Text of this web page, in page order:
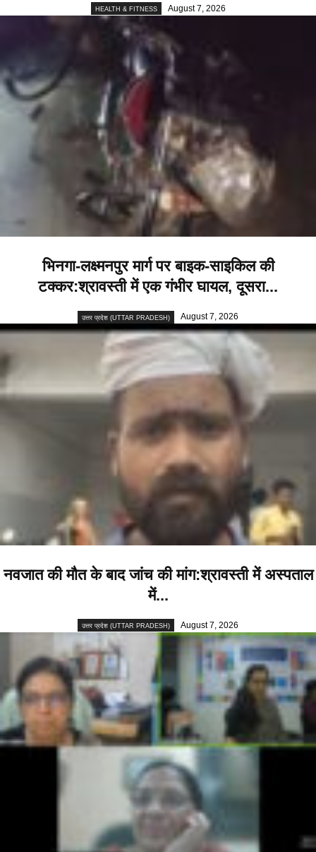
HEALTH & FITNESS August 7, 2026
भिनगा-लक्ष्मनपुर मार्ग पर बाइक-साइकिल की
टक्कर:श्रावस्ती में एक गंभीर घायल, दूसरा...
उत्तर प्रदेश (UTTAR PRADESH) August 7, 2026
नवजात की मौत के बाद जांच की मांग:श्रावस्ती में अस्पताल
में...
उत्तर प्रदेश (UTTAR PRADESH) August 7, 2026